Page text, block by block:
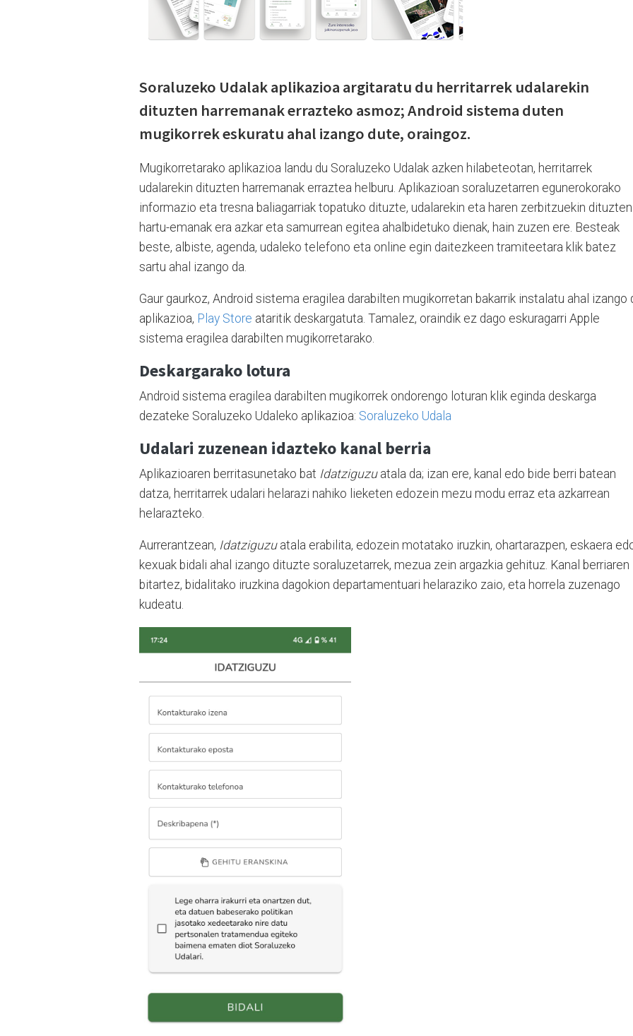
Soraluzeko Udalak aplikazioa argitaratu du herritarrek udalarekin
dituzten harremanak errazteko asmoz; Android sistema duten
mugikorrek eskuratu ahal izango dute, oraingoz.
Mugikorretarako aplikazioa landu du Soraluzeko Udalak azken hilabeteotan, herritarrek
udalarekin dituzten harremanak erraztea helburu. Aplikazioan soraluzetarren egunerokorako
informazio eta tresna baliagarriak topatuko dituzte, udalarekin eta haren zerbitzuekin dituzten
hartu-emanak era azkar eta samurrean egitea ahalbidetuko dienak, hain zuzen ere. Besteak
beste, albiste, agenda, udaleko telefono eta online egin daitezkeen tramiteetara klik batez
sartu ahal izango da.
Gaur gaurkoz, Android sistema eragilea darabilten mugikorretan bakarrik instalatu ahal izango
aplikazioa, Play Store ataritik deskargatuta. Tamalez, oraindik ez dago eskuragarri Apple
sistema eragilea darabilten mugikorretarako.
Deskargarako lotura
Android sistema eragilea darabilten mugikorrek ondorengo loturan klik eginda deskarga
dezateke Soraluzeko Udaleko aplikazioa: Soraluzeko Udala
Udalari zuzenean idazteko kanal berria
Aplikazioaren berritasunetako bat Idatziguzu atala da; izan ere, kanal edo bide berri batean
datza, herritarrek udalari helarazi nahiko lieketen edozein mezu modu erraz eta azkarrean
helarazteko.
Aurrerantzean, Idatziguzu atala erabilita, edozein motatako iruzkin, ohartarazpen, eskaera
kexuak bidali ahal izango dituzte soraluzetarrek, mezua zein argazkia gehituz. Kanal berriaren
bitartez, bidalitako iruzkina dagokion departamentuari helaraziko zaio, eta horrela zuzenago
kudeatu.